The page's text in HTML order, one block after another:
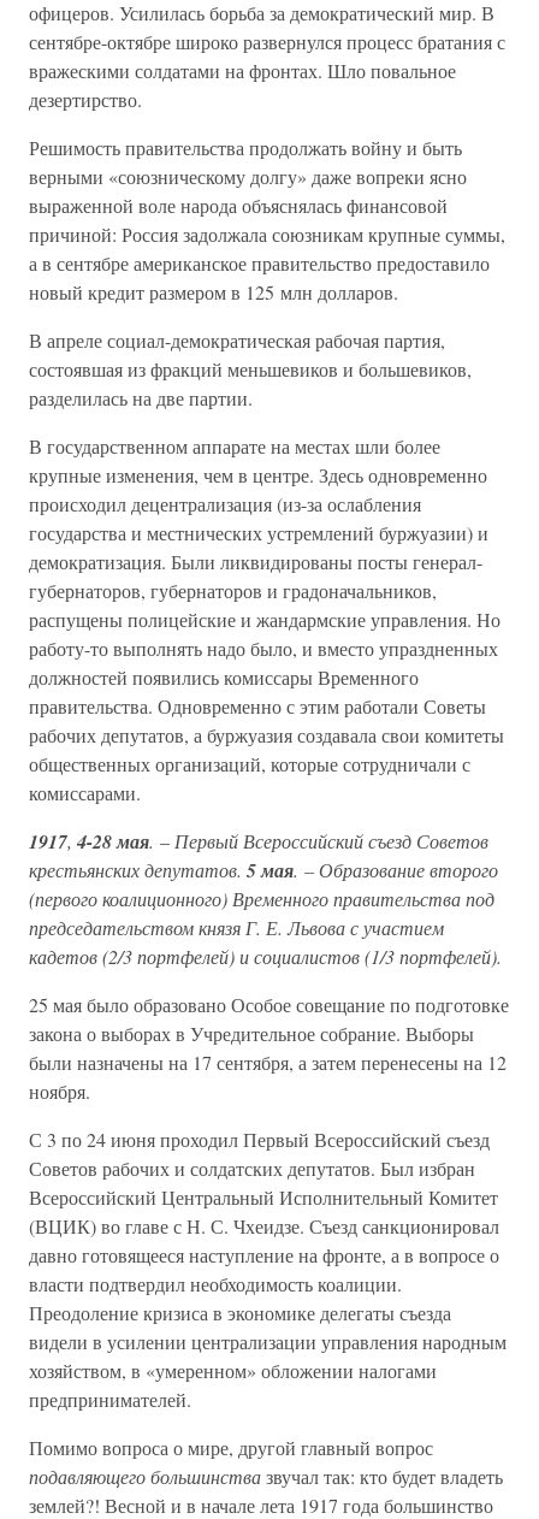
офицеров. Усилилась борьба за демократический мир. В
сентябре-октябре широко развернулся процесс братания с
вражескими солдатами на фронтах. Шло повальное
дезертирство.
Решимость правительства продолжать войну и быть
верными «союзническому долгу» даже вопреки ясно
выраженной воле народа объяснялась финансовой
причиной: Россия задолжала союзникам крупные суммы,
а в сентябре американское правительство предоставило
новый кредит размером в 125 млн долларов.
В апреле социал-демократическая рабочая партия,
состоявшая из фракций меньшевиков и большевиков,
разделилась на две партии.
В государственном аппарате на местах шли более
крупные изменения, чем в центре. Здесь одновременно
происходил децентрализация (из-за ослабления
государства и местнических устремлений буржуазии) и
демократизация. Были ликвидированы посты генерал-
губернаторов, губернаторов и градоначальников,
распущены полицейские и жандармские управления. Но
работу-то выполнять надо было, и вместо упраздненных
должностей появились комиссары Временного
правительства. Одновременно с этим работали Советы
рабочих депутатов, а буржуазия создавала свои комитеты
общественных организаций, которые сотрудничали с
комиссарами.
1917, 4-28 мая. – Первый Всероссийский съезд Советов
крестьянских депутатов. 5 мая. – Образование второго
(первого коалиционного) Временного правительства под
председательством князя Г. Е. Львова с участием
кадетов (2/3 портфелей) и социалистов (1/3 портфелей).
25 мая было образовано Особое совещание по подготовке
закона о выборах в Учредительное собрание. Выборы
были назначены на 17 сентября, а затем перенесены на 12
ноября.
С 3 по 24 июня проходил Первый Всероссийский съезд
Советов рабочих и солдатских депутатов. Был избран
Всероссийский Центральный Исполнительный Комитет
(ВЦИК) во главе с Н. С. Чхеидзе. Съезд санкционировал
давно готовящееся наступление на фронте, а в вопросе о
власти подтвердил необходимость коалиции.
Преодоление кризиса в экономике делегаты съезда
видели в усилении централизации управления народным
хозяйством, в «умеренном» обложении налогами
предпринимателей.
Помимо вопроса о мире, другой главный вопрос
подавляющего большинствазвучал так: кто будет владеть
землей?! Весной и в начале лета 1917 года большинство